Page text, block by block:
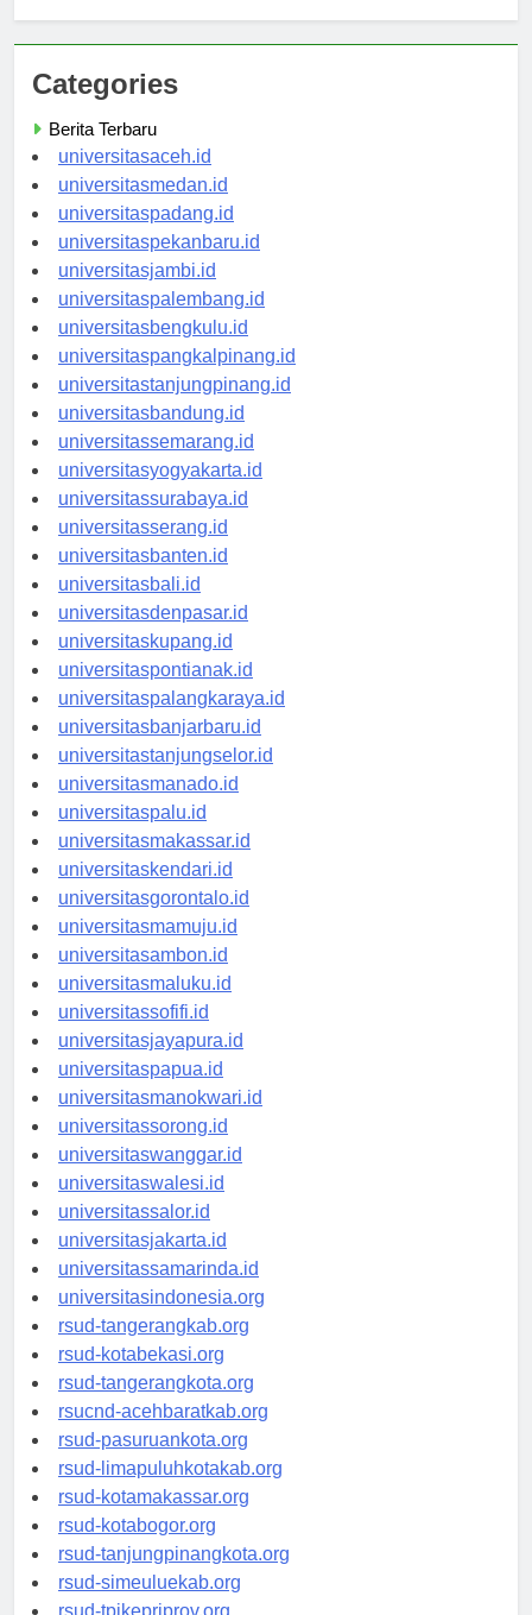
Categories
Berita Terbaru
universitasaceh.id
universitasmedan.id
universitaspadang.id
universitaspekanbaru.id
universitasjambi.id
universitaspalembang.id
universitasbengkulu.id
universitaspangkalpinang.id
universitastanjungpinang.id
universitasbandung.id
universitassemarang.id
universitasyogyakarta.id
universitassurabaya.id
universitasserang.id
universitasbanten.id
universitasbali.id
universitasdenpasar.id
universitaskupang.id
universitaspontianak.id
universitaspalangkaraya.id
universitasbanjarbaru.id
universitastanjungselor.id
universitasmanado.id
universitaspalu.id
universitasmakassar.id
universitaskendari.id
universitasgorontalo.id
universitasmamuju.id
universitasambon.id
universitasmaluku.id
universitassofifi.id
universitasjayapura.id
universitaspapua.id
universitasmanokwari.id
universitassorong.id
universitaswanggar.id
universitaswalesi.id
universitassalor.id
universitasjakarta.id
universitassamarinda.id
universitasindonesia.org
rsud-tangerangkab.org
rsud-kotabekasi.org
rsud-tangerangkota.org
rsucnd-acehbaratkab.org
rsud-pasuruankota.org
rsud-limapuluhkotakab.org
rsud-kotamakassar.org
rsud-kotabogor.org
rsud-tanjungpinangkota.org
rsud-simeuluekab.org